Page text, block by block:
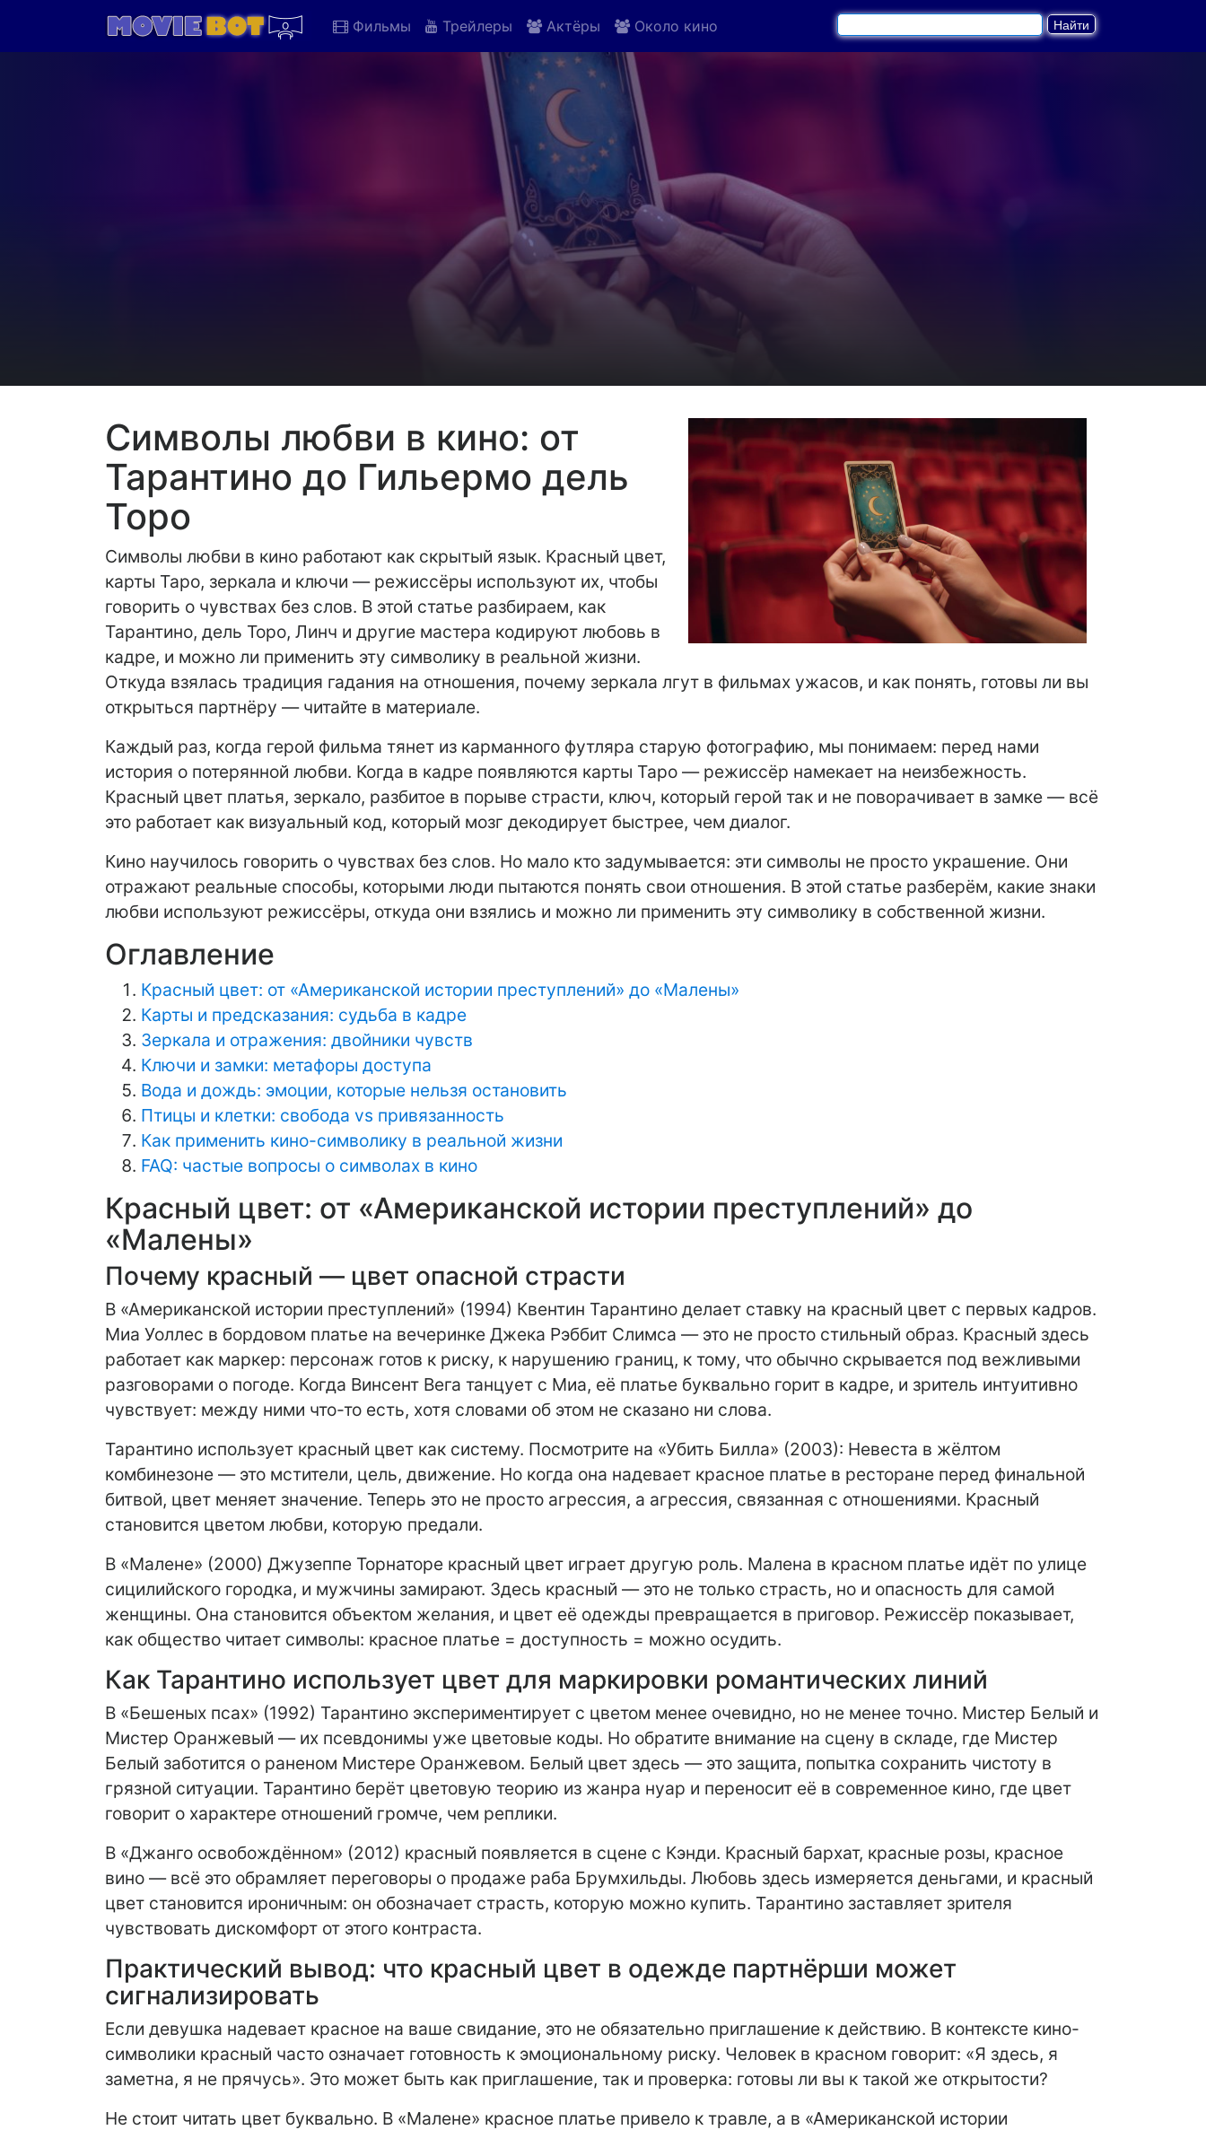
Фильмы Трейлеры Актёры Около кино
Символы любви в кино: от
Тарантино до Гильермо дель
Торо
Символы любви в кино работают как скрытый язык. Красный цвет,
карты Таро, зеркала и ключи — режиссёры используют их, чтобы
говорить о чувствах без слов. В этой статье разбираем, как
Тарантино, дель Торо, Линч и другие мастера кодируют любовь в
кадре, и можно ли применить эту символику в реальной жизни.
Откуда взялась традиция гадания на отношения, почему зеркала лгут в фильмах ужасов, и как понять, готовы ли вы
открыться партнёру — читайте в материале.
Каждый раз, когда герой фильма тянет из карманного футляра старую фотографию, мы понимаем: перед нами
история о потерянной любви. Когда в кадре появляются карты Таро — режиссёр намекает на неизбежность.
Красный цвет платья, зеркало, разбитое в порыве страсти, ключ, который герой так и не поворачивает в замке — всё
это работает как визуальный код, который мозг декодирует быстрее, чем диалог.
Кино научилось говорить о чувствах без слов. Но мало кто задумывается: эти символы не просто украшение. Они
отражают реальные способы, которыми люди пытаются понять свои отношения. В этой статье разберём, какие знаки
любви используют режиссёры, откуда они взялись и можно ли применить эту символику в собственной жизни.
Оглавление
Красный цвет: от «Американской истории преступлений» до «Малены»
Карты и предсказания: судьба в кадре
Зеркала и отражения: двойники чувств
Ключи и замки: метафоры доступа
Вода и дождь: эмоции, которые нельзя остановить
Птицы и клетки: свобода vs привязанность
Как применить кино-символику в реальной жизни
FAQ: частые вопросы о символах в кино
Красный цвет: от «Американской истории преступлений» до
«Малены»
Почему красный — цвет опасной страсти
В «Американской истории преступлений» (1994) Квентин Тарантино делает ставку на красный цвет с первых кадров.
Миа Уоллес в бордовом платье на вечеринке Джека Рэббит Слимса — это не просто стильный образ. Красный здесь
работает как маркер: персонаж готов к риску, к нарушению границ, к тому, что обычно скрывается под вежливыми
разговорами о погоде. Когда Винсент Вега танцует с Миа, её платье буквально горит в кадре, и зритель интуитивно
чувствует: между ними что-то есть, хотя словами об этом не сказано ни слова.
Тарантино использует красный цвет как систему. Посмотрите на «Убить Билла» (2003): Невеста в жёлтом
комбинезоне — это мстители, цель, движение. Но когда она надевает красное платье в ресторане перед финальной
битвой, цвет меняет значение. Теперь это не просто агрессия, а агрессия, связанная с отношениями. Красный
становится цветом любви, которую предали.
В «Малене» (2000) Джузеппе Торнаторе красный цвет играет другую роль. Малена в красном платье идёт по улице
сицилийского городка, и мужчины замирают. Здесь красный — это не только страсть, но и опасность для самой
женщины. Она становится объектом желания, и цвет её одежды превращается в приговор. Режиссёр показывает,
как общество читает символы: красное платье = доступность = можно осудить.
Как Тарантино использует цвет для маркировки романтических линий
В «Бешеных псах» (1992) Тарантино экспериментирует с цветом менее очевидно, но не менее точно. Мистер Белый и
Мистер Оранжевый — их псевдонимы уже цветовые коды. Но обратите внимание на сцену в складе, где Мистер
Белый заботится о раненом Мистере Оранжевом. Белый цвет здесь — это защита, попытка сохранить чистоту в
грязной ситуации. Тарантино берёт цветовую теорию из жанра нуар и переносит её в современное кино, где цвет
говорит о характере отношений громче, чем реплики.
В «Джанго освобождённом» (2012) красный появляется в сцене с Кэнди. Красный бархат, красные розы, красное
вино — всё это обрамляет переговоры о продаже раба Брумхильды. Любовь здесь измеряется деньгами, и красный
цвет становится ироничным: он обозначает страсть, которую можно купить. Тарантино заставляет зрителя
чувствовать дискомфорт от этого контраста.
Практический вывод: что красный цвет в одежде партнёрши может
сигнализировать
Если девушка надевает красное на ваше свидание, это не обязательно приглашение к действию. В контексте кино-
символики красный часто означает готовность к эмоциональному риску. Человек в красном говорит: «Я здесь, я
заметна, я не прячусь». Это может быть как приглашение, так и проверка: готовы ли вы к такой же открытости?
Не стоит читать цвет буквально. В «Малене» красное платье привело к травле, а в «Американской истории